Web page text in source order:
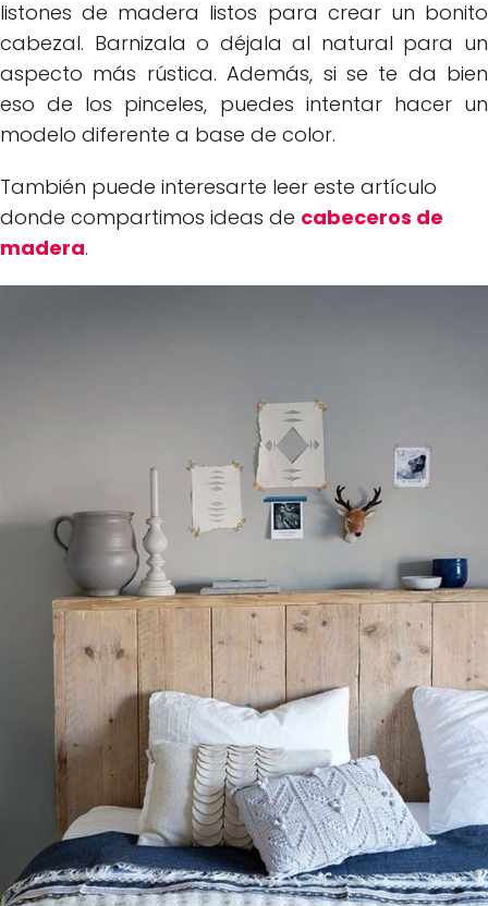
listones de madera listos para crear un bonito
cabezal. Barnizala o déjala al natural para un
aspecto más rústica. Además, si se te da bien
eso de los pinceles, puedes intentar hacer un
modelo diferente a base de color.
También puede interesarte leer este artículo
donde compartimos ideas de cabeceros de
madera.